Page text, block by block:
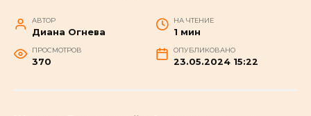
АВТОР
Диана Огнева
НА ЧТЕНИЕ
1 мин
ПРОСМОТРОВ
370
ОПУБЛИКОВАНО
23.05.2024 15:22